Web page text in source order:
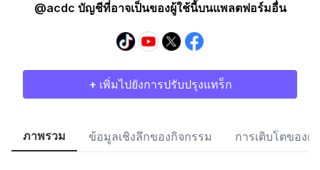
@acdc บัญชีที่อาจเป็นของผู้ใช้นี้บนแพลตฟอร์มอื่น
+ เพิ่มไปยังการปรับปรุงแทร็ก
ภาพรวม ข้อมูลเชิงลึกของกิจกรรม การเติบโตของผู้